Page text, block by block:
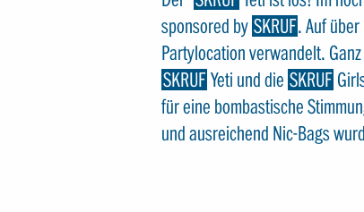
sponsored by SKRUF. Auf
Partylocation verwandelt.
SKRUF Yeti und die SKRUF
für eine bombastische
und ausreichend Nic-Bags